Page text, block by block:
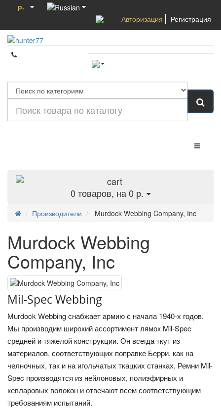
р.
Авторизация
Регистрация
0 товаров, на 0 р.
Производители Murdock Webbing Company, Inc
Murdock Webbing
Company, Inc
Mil-Spec Webbing
Murdock Webbing снабжает армию с начала 1940-х годов.
Мы производим широкий ассортимент лямок Mil-Spec
средней и тяжелой конструкции. Он всегда ткут из
материалов, соответствующих поправке Берри, как на
челночных, так и на игольчатых ткацких станках. Ремни Mil-
Spec производятся из нейлоновых, полиэфирных и
кевларовых волокон и отвечают всем соответствующим
требованиям испытаний.